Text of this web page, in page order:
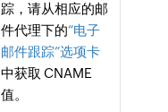
踪，请从相应的邮
件代理下的“电子
邮件跟踪”选项卡
中获取 CNAME
值。